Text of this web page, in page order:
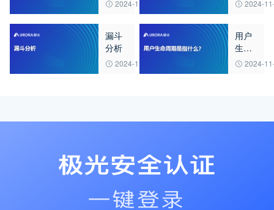
2024-11-05 2024-
漏斗
分析
2024-11-05
用户
生命
周期2024-